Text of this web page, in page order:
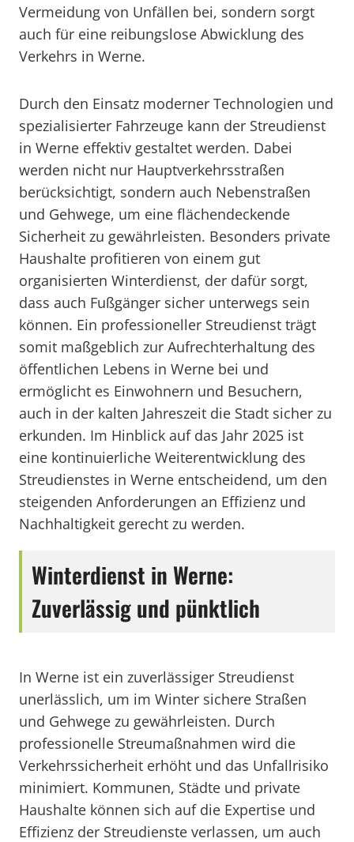
Vermeidung von Unfällen bei, sondern sorgt
auch für eine reibungslose Abwicklung des
Verkehrs in Werne.
Durch den Einsatz moderner Technologien und
spezialisierter Fahrzeuge kann der Streudienst
in Werne effektiv gestaltet werden. Dabei
werden nicht nur Hauptverkehrsstraßen
berücksichtigt, sondern auch Nebenstraßen
und Gehwege, um eine flächendeckende
Sicherheit zu gewährleisten. Besonders private
Haushalte profitieren von einem gut
organisierten Winterdienst, der dafür sorgt,
dass auch Fußgänger sicher unterwegs sein
können. Ein professioneller Streudienst trägt
somit maßgeblich zur Aufrechterhaltung des
öffentlichen Lebens in Werne bei und
ermöglicht es Einwohnern und Besuchern,
auch in der kalten Jahreszeit die Stadt sicher zu
erkunden. Im Hinblick auf das Jahr 2025 ist
eine kontinuierliche Weiterentwicklung des
Streudienstes in Werne entscheidend, um den
steigenden Anforderungen an Effizienz und
Nachhaltigkeit gerecht zu werden.
Winterdienst in Werne:
Zuverlässig und pünktlich
In Werne ist ein zuverlässiger Streudienst
unerlässlich, um im Winter sichere Straßen
und Gehwege zu gewährleisten. Durch
professionelle Streumaßnahmen wird die
Verkehrssicherheit erhöht und das Unfallrisiko
minimiert. Kommunen, Städte und private
Haushalte können sich auf die Expertise und
Effizienz der Streudienste verlassen, um auch